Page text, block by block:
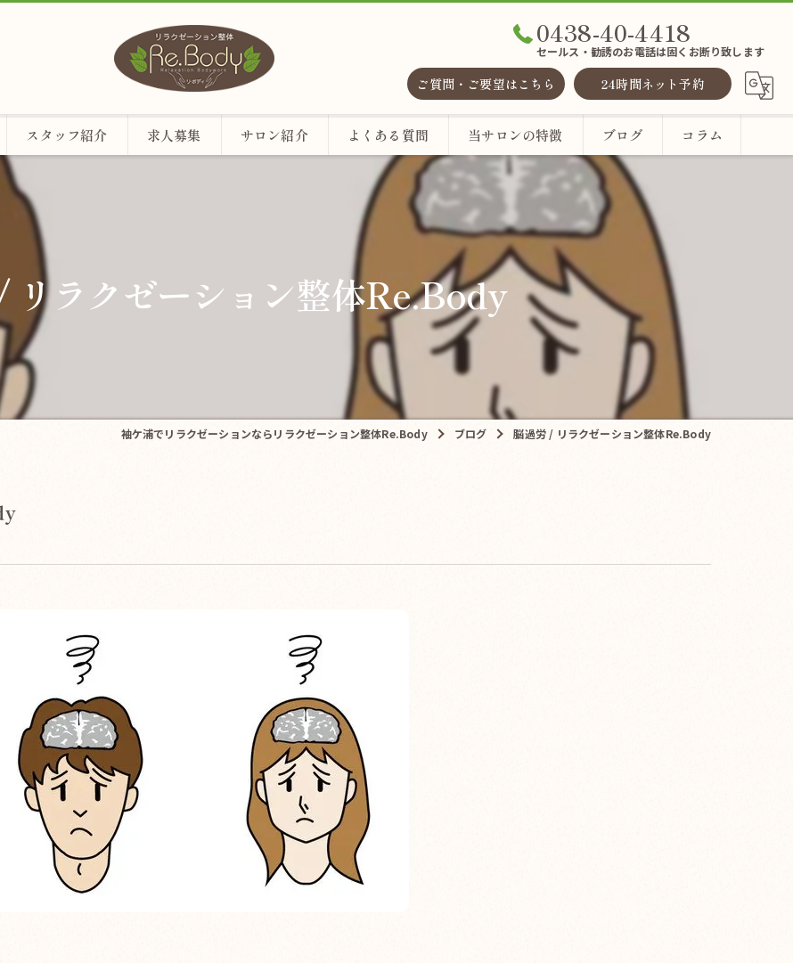
0438-40-4418
セールス・勧誘のお電話は固くお断り致します
ご質問・ご要望はこちら 24時間ネット予約
スタッフ紹介 求人募集 サロン紹介 よくある質問 当サロンの特徴
整体
ヘッドスパ
ブログ コラム
リラクゼーション整体Re.Body
袖ケ浦でリラクゼーションならリラクゼーション整体Re.Body ブログ 脳過労 / リラクゼーション整体Re.Body